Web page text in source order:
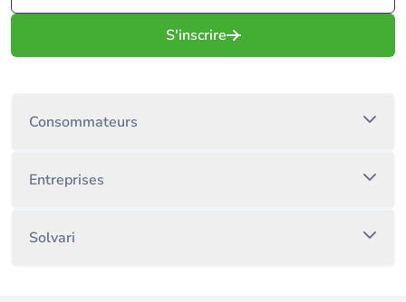
S'inscrire
Consommateurs
Entreprises
Solvari